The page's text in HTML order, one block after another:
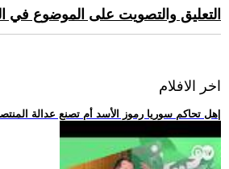
التعليق والتصويت على الموضوع في
اخر الافلام